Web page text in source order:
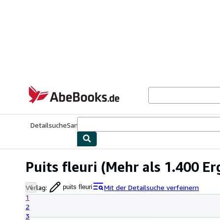
AbeBooks.de
DetailsucheSammlungen
Puits fleuri (Mehr als 1.400
Verlag: puits fleuri
Mit der Detailsuche verfeinern
1
2
3